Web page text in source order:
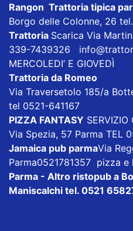
Rangon Trattoria tipica
Borgo delle Colonne, 26
Trattoria Scarica Via
339-7439326
MERCOLEDI’ E GIOVEDÌ
Trattoria da Romeo
Via Traversetolo 185/a
tel 0521-641167
PIZZA FANTASY
Via Spezia, 57 Parma TEL
Jamaica pub parmaVia
Parma0521781357 pizza
Parma - Altro ristopub a
Maniscalchi tel. 0521